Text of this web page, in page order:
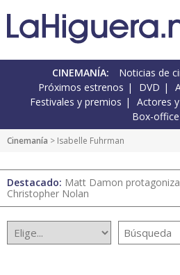
CINEMANÍA: Noticias de
Próximos estrenos
DVD
Festivales y premios
Actores
Box-office
Cinemanía > Isabelle Fuhrman
Destacado: Matt Damon
Christopher Nolan